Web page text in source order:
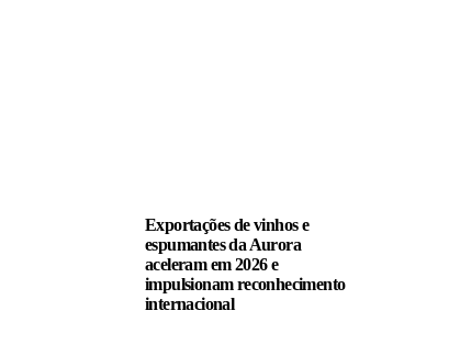
Exportações de vinhos e
espumantes da Aurora
aceleram em 2026 e
impulsionam reconhecimento
internacional